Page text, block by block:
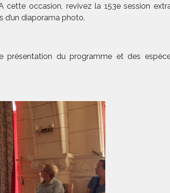
cette occasion, revivez la 153e session
d’un diaporama photo.
présentation du programme et des